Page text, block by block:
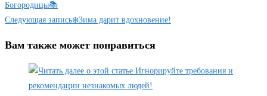
Богородицы📚
Следующая запись❄️Зима дарит вдохновение!
Вам также может понравиться